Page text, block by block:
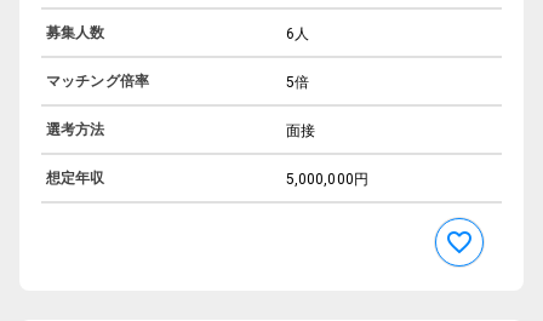
募集人数 6人
マッチング倍率 5倍
選考方法 面接
想定年収 5,000,000円